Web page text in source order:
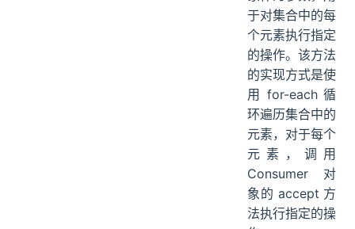
于对集合中的每
个元素执行指定
的操作。该方法
的实现方式是使
用 for-each 循
环遍历集合中的
元素，对于每个
元素，调用
Consumer 对
象的 accept 方
法执行指定的操